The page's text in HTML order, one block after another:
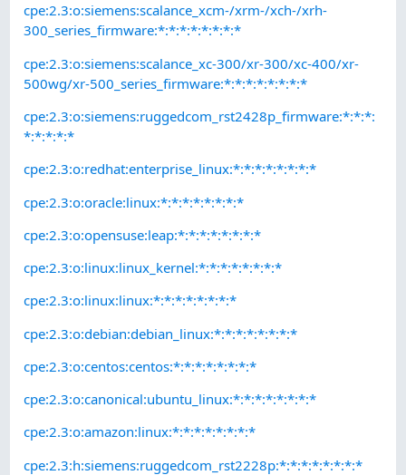
cpe:2.3:o:siemens:scalance_xcm-/xrm-/xch-/xrh-
300_series_firmware:*:*:*:*:*:*:*:*
cpe:2.3:o:siemens:scalance_xc-300/xr-300/xc-400/xr-
500wg/xr-500_series_firmware:*:*:*:*:*:*:*:*
cpe:2.3:o:siemens:ruggedcom_rst2428p_firmware:*:*:*:
*:*:*:*:*
cpe:2.3:o:redhat:enterprise_linux:*:*:*:*:*:*:*:*
cpe:2.3:o:oracle:linux:*:*:*:*:*:*:*:*
cpe:2.3:o:opensuse:leap:*:*:*:*:*:*:*:*
cpe:2.3:o:linux:linux_kernel:*:*:*:*:*:*:*:*
cpe:2.3:o:linux:linux:*:*:*:*:*:*:*:*
cpe:2.3:o:debian:debian_linux:*:*:*:*:*:*:*:*
cpe:2.3:o:centos:centos:*:*:*:*:*:*:*:*
cpe:2.3:o:canonical:ubuntu_linux:*:*:*:*:*:*:*:*
cpe:2.3:o:amazon:linux:*:*:*:*:*:*:*:*
cpe:2.3:h:siemens:ruggedcom_rst2228p:*:*:*:*:*:*:*:*